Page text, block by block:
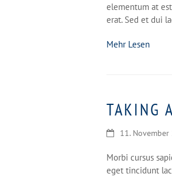
elementum at
erat. Sed et dui
Mehr Lesen
TAKING
11. November
Morbi cursus
eget tincidunt